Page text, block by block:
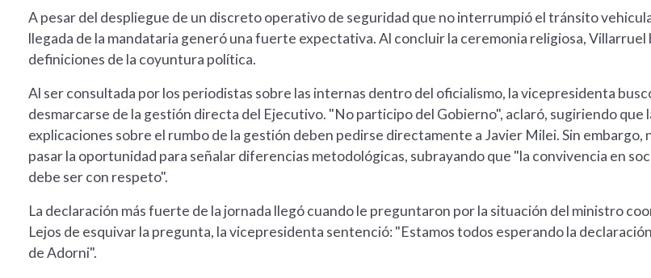
A pesar del despliegue de un discreto operativo de seguridad que no interrumpió el tránsito
llegada de la mandataria generó una fuerte expectativa. Al concluir la ceremonia religiosa, Villarruel
definiciones de la coyuntura política.
Al ser consultada por los periodistas sobre las internas dentro del oficialismo, la vicepresidenta
desmarcarse de la gestión directa del Ejecutivo. "No participo del Gobierno", aclaró, sugiriendo que
explicaciones sobre el rumbo de la gestión deben pedirse directamente a Javier Milei. Sin embargo,
pasar la oportunidad para señalar diferencias metodológicas, subrayando que "la convivencia en
debe ser con respeto".
La declaración más fuerte de la jornada llegó cuando le preguntaron por la situación del ministro
Lejos de esquivar la pregunta, la vicepresidenta sentenció: "Estamos todos esperando la
de Adorni".